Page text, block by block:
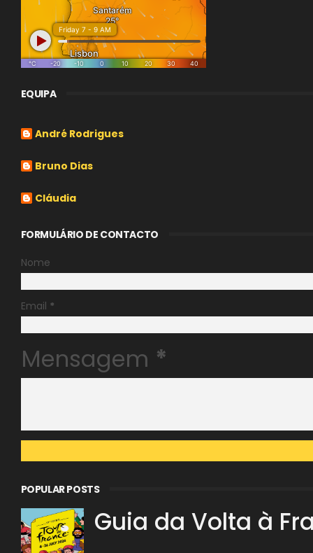
EQUIPA
André Rodrigues
Bruno Dias
Cláudia
FORMULÁRIO DE CONTACTO
Nome
Email *
Mensagem *
POPULAR POSTS
Guia da Volta à